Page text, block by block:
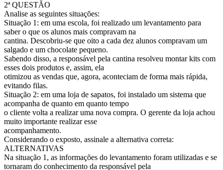
2ª QUESTÃO
Analise as seguintes situações:
Situação 1: em uma escola, foi realizado um levantamento para
saber o que os alunos mais compravam na
cantina. Descobriu-se que oito a cada dez alunos compravam um
salgado e um chocolate pequeno.
Sabendo disso, a responsável pela cantina resolveu montar kits com
esses dois produtos e, assim, ela
otimizou as vendas que, agora, aconteciam de forma mais rápida,
evitando filas.
Situação 2: em uma loja de sapatos, foi instalado um sistema que
acompanha de quanto em quanto tempo
o cliente volta a realizar uma nova compra. O gerente da loja achou
muito importante realizar esse
acompanhamento.
Considerando o exposto, assinale a alternativa correta:
ALTERNATIVAS
Na situação 1, as informações do levantamento foram utilizadas e se
tornaram do conhecimento da responsável pela